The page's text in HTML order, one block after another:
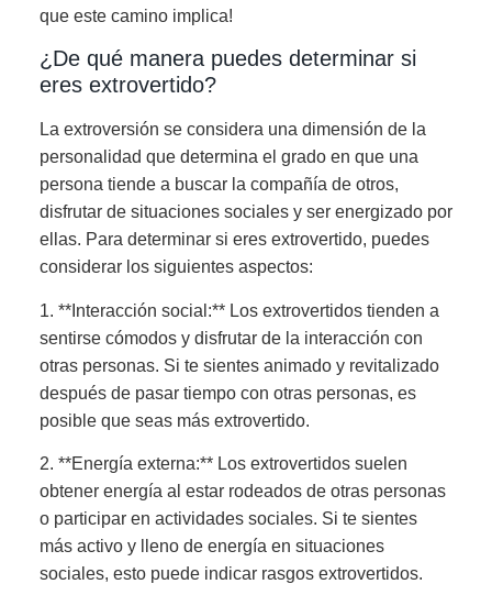
que este camino implica!
¿De qué manera puedes determinar si
eres extrovertido?
La extroversión se considera una dimensión de la
personalidad que determina el grado en que una
persona tiende a buscar la compañía de otros,
disfrutar de situaciones sociales y ser energizado por
ellas. Para determinar si eres extrovertido, puedes
considerar los siguientes aspectos:
1. **Interacción social:** Los extrovertidos tienden a
sentirse cómodos y disfrutar de la interacción con
otras personas. Si te sientes animado y revitalizado
después de pasar tiempo con otras personas, es
posible que seas más extrovertido.
2. **Energía externa:** Los extrovertidos suelen
obtener energía al estar rodeados de otras personas
o participar en actividades sociales. Si te sientes
más activo y lleno de energía en situaciones
sociales, esto puede indicar rasgos extrovertidos.